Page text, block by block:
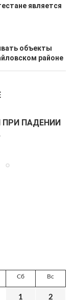
является
объекты
районе
ПРИ ПАДЕНИИ
Сб Вс
1 2